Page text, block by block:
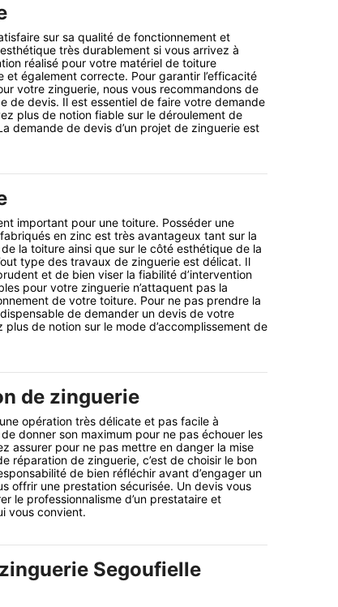
sur sa qualité de fonctionnement et
très durablement si vous arrivez à
réalisé pour votre matériel de toiture
également correcte. Pour garantir l’efficacité
votre zinguerie, nous vous recommandons de
de devis. Il est essentiel de faire votre demande
plus de notion fiable sur le déroulement de
demande de devis d’un projet de zinguerie est
important pour une toiture. Posséder une
en zinc est très avantageux tant sur la
la toiture ainsi que sur le côté esthétique de la
type des travaux de zinguerie est délicat. Il
et de bien viser la fiabilité d’intervention
pour votre zinguerie n’attaquent pas la
de votre toiture. Pour ne pas prendre la
de demander un devis de votre
de notion sur le mode d’accomplissement de
de zinguerie
opération très délicate et pas facile à
donner son maximum pour ne pas échouer les
assurer pour ne pas mettre en danger la mise
réparation de zinguerie, c’est de choisir le bon
de bien réfléchir avant d’engager un
offrir une prestation sécurisée. Un devis vous
le professionnalisme d’un prestataire et
vous convient.
Segoufielle